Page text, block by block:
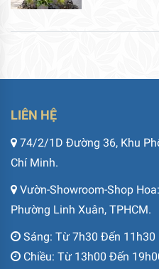
LIÊN HỆ
74/2/1D Đường 36, Khu
Chí Minh.
Vườn-Showroom-Shop
Phường Linh Xuân, TPHCM.
Sáng: Từ 7h30 Đến 11h30
Chiều: Từ 13h00 Đến